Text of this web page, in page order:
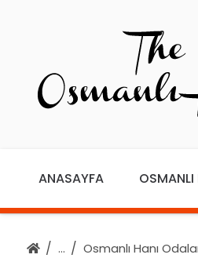
ANASAYFA OSMANLI
Osmanlı Hanı